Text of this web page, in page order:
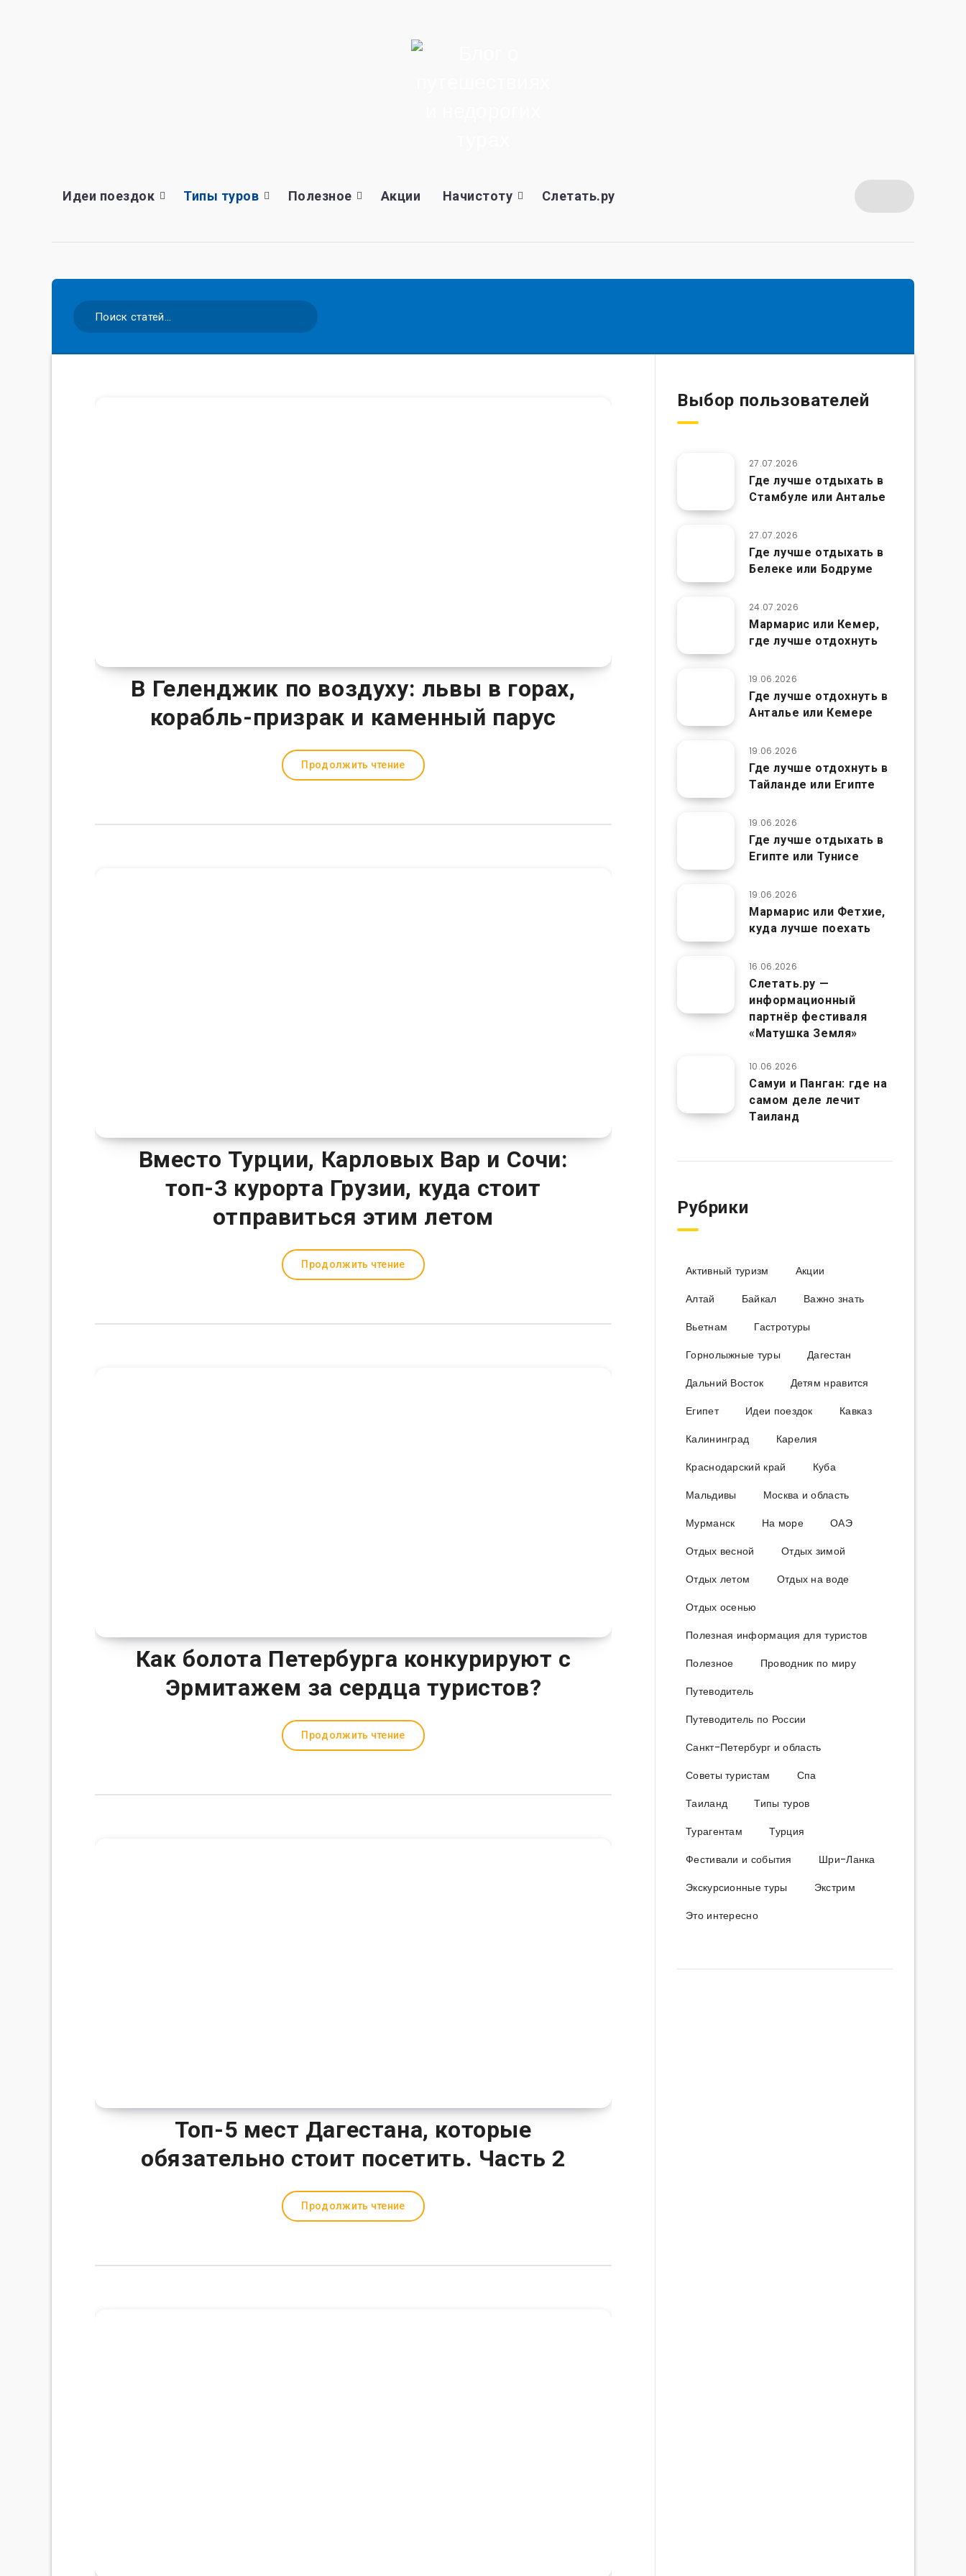
Идеи поездок Типы туров Полезное Акции Начистоту Слетать.ру
В Геленджик по воздуху: львы в горах,
корабль-призрак и каменный парус
Продолжить чтение
Вместо Турции, Карловых Вар и Сочи:
топ-3 курорта Грузии, куда стоит
отправиться этим летом
Продолжить чтение
Как болота Петербурга конкурируют с
Эрмитажем за сердца туристов?
Продолжить чтение
Топ-5 мест Дагестана, которые
обязательно стоит посетить. Часть 2
Продолжить чтение
Выбор пользователей
27.07.2026
Где лучше отдыхать в
Стамбуле или Анталье
27.07.2026
Где лучше отдыхать в
Белеке или Бодруме
24.07.2026
Мармарис или Кемер,
где лучше отдохнуть
19.06.2026
Где лучше отдохнуть в
Анталье или Кемере
19.06.2026
Где лучше отдохнуть в
Тайланде или Египте
19.06.2026
Где лучше отдыхать в
Египте или Тунисе
19.06.2026
Мармарис или Фетхие,
куда лучше поехать
16.06.2026
Слетать.ру —
информационный
партнёр фестиваля
«Матушка Земля»
10.06.2026
Самуи и Панган: где на
самом деле лечит
Таиланд
Рубрики
Активный туризм
Акции
Алтай
Байкал
Важно знать
Вьетнам
Гастротуры
Горнолыжные туры
Дагестан
Дальний Восток
Детям нравится
Египет
Идеи поездок
Кавказ
Калининград
Карелия
Краснодарский край
Куба
Мальдивы
Москва и область
Мурманск
На море
ОАЭ
Отдых весной
Отдых зимой
Отдых летом
Отдых на воде
Отдых осенью
Полезная информация для туристов
Полезное
Проводник по миру
Путеводитель
Путеводитель по России
Санкт-Петербург и область
Советы туристам
Спа
Таиланд
Типы туров
Турагентам
Турция
Фестивали и события
Шри-Ланка
Экскурсионные туры
Экстрим
Это интересно